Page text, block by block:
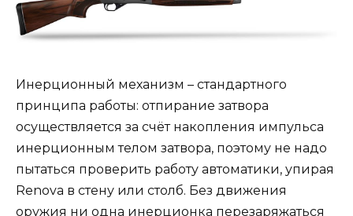
Инерционный механизм – стандартного
принципа работы: отпирание затвора
осуществляется за счёт накопления импульса
инерционным телом затвора, поэтому не надо
пытаться проверить работу автоматики, упирая
Renova в стену или столб. Без движения
оружия ни одна инерционка перезаряжаться